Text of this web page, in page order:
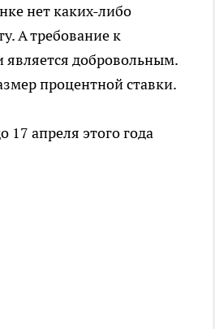
нет каких-либо
А требование к
добровольным.
процентной ставки.
17 апреля этого года